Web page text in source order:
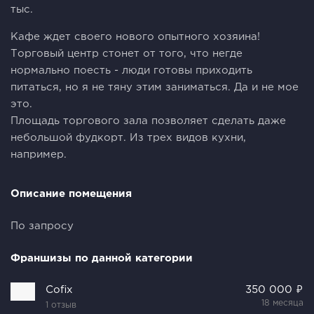
тыс.
Кафе ждет своего нового опытного хозяина!
Торговый центр стонет от того, что негде
нормально поесть - люди готовы приходить
питаться, но я не тяну этим заниматься. Да и не мое
это.
Площадь торгового зала позволяет сделать даже
небольшой фудкорт. Из трех видов кухни,
например.
Описание помещения
По запросу
Франшизы по данной категории
Cofix
1 отзыв
350 000 ₽
18 месяца